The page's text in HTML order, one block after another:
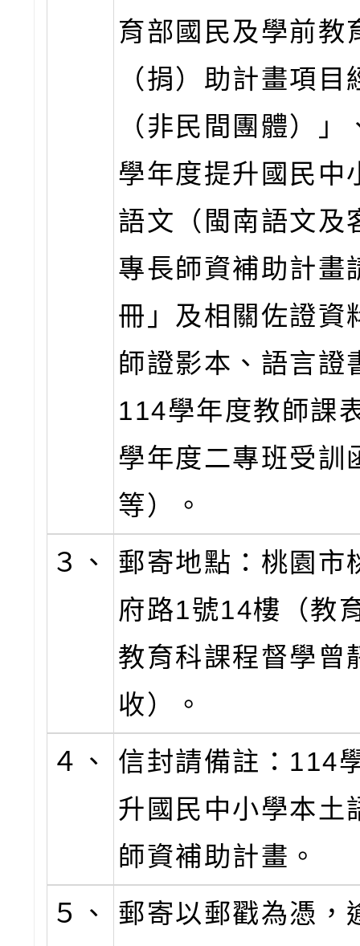
育部國民及學前教
（捐）助計畫項目
（非民間團體）
學年度提升國民中
語文（閩南語文及
專長師資補助計畫
冊」及相關佐證資
師證影本、語言證
114學年度教師課
學年度二專班受訓
等）。
３、
郵寄地點：桃園市
府路1號14樓（教
教育科課程督學曾
收）。
４、
信封請備註：114
升國民中小學本土
師資補助計畫。
５、
郵寄以郵戳為憑，